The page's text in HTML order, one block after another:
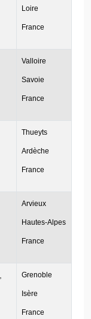
Loire
France
Valloire
Savoie
France
Thueyts
Ardèche
France
Arvieux
Hautes-Alpes
France
Grenoble
Isère
France